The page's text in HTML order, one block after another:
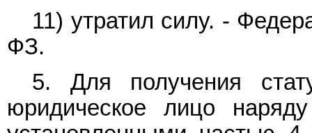
11) утратил силу. -
ФЗ.
5. Для получения
юридическое лицо